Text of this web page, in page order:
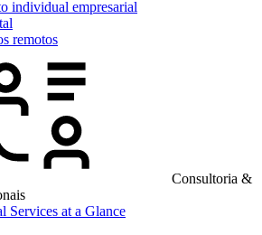
individual empresarial
remotos
Consultoria &
Services at a Glance